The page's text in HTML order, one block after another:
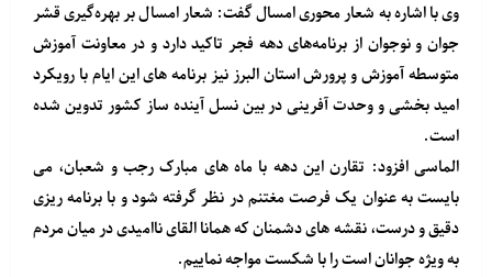
وی با اشاره به شعار محوری امسال گفت: شعار امسال بر بهره‌گیری قشر
جوان و نوجوان از برنامه‌های دهه فجر تاکید دارد و در معاونت آموزش
متوسطه آموزش و پرورش استان البرز نیز برنامه های این ایام با رویکرد
امید بخشی و وحدت آفرینی در بین نسل آینده ساز کشور تدوین شده
است.
الماسی افزود: تقارن این دهه با ماه های مبارک رجب و شعبان، می
بایست به عنوان یک فرصت مغتنم در نظر گرفته شود و با برنامه ریزی
دقیق و درست، نقشه های دشمنان که همانا القای ناامیدی در میان مردم
به ویژه جوانان است را با شکست مواجه نماییم.